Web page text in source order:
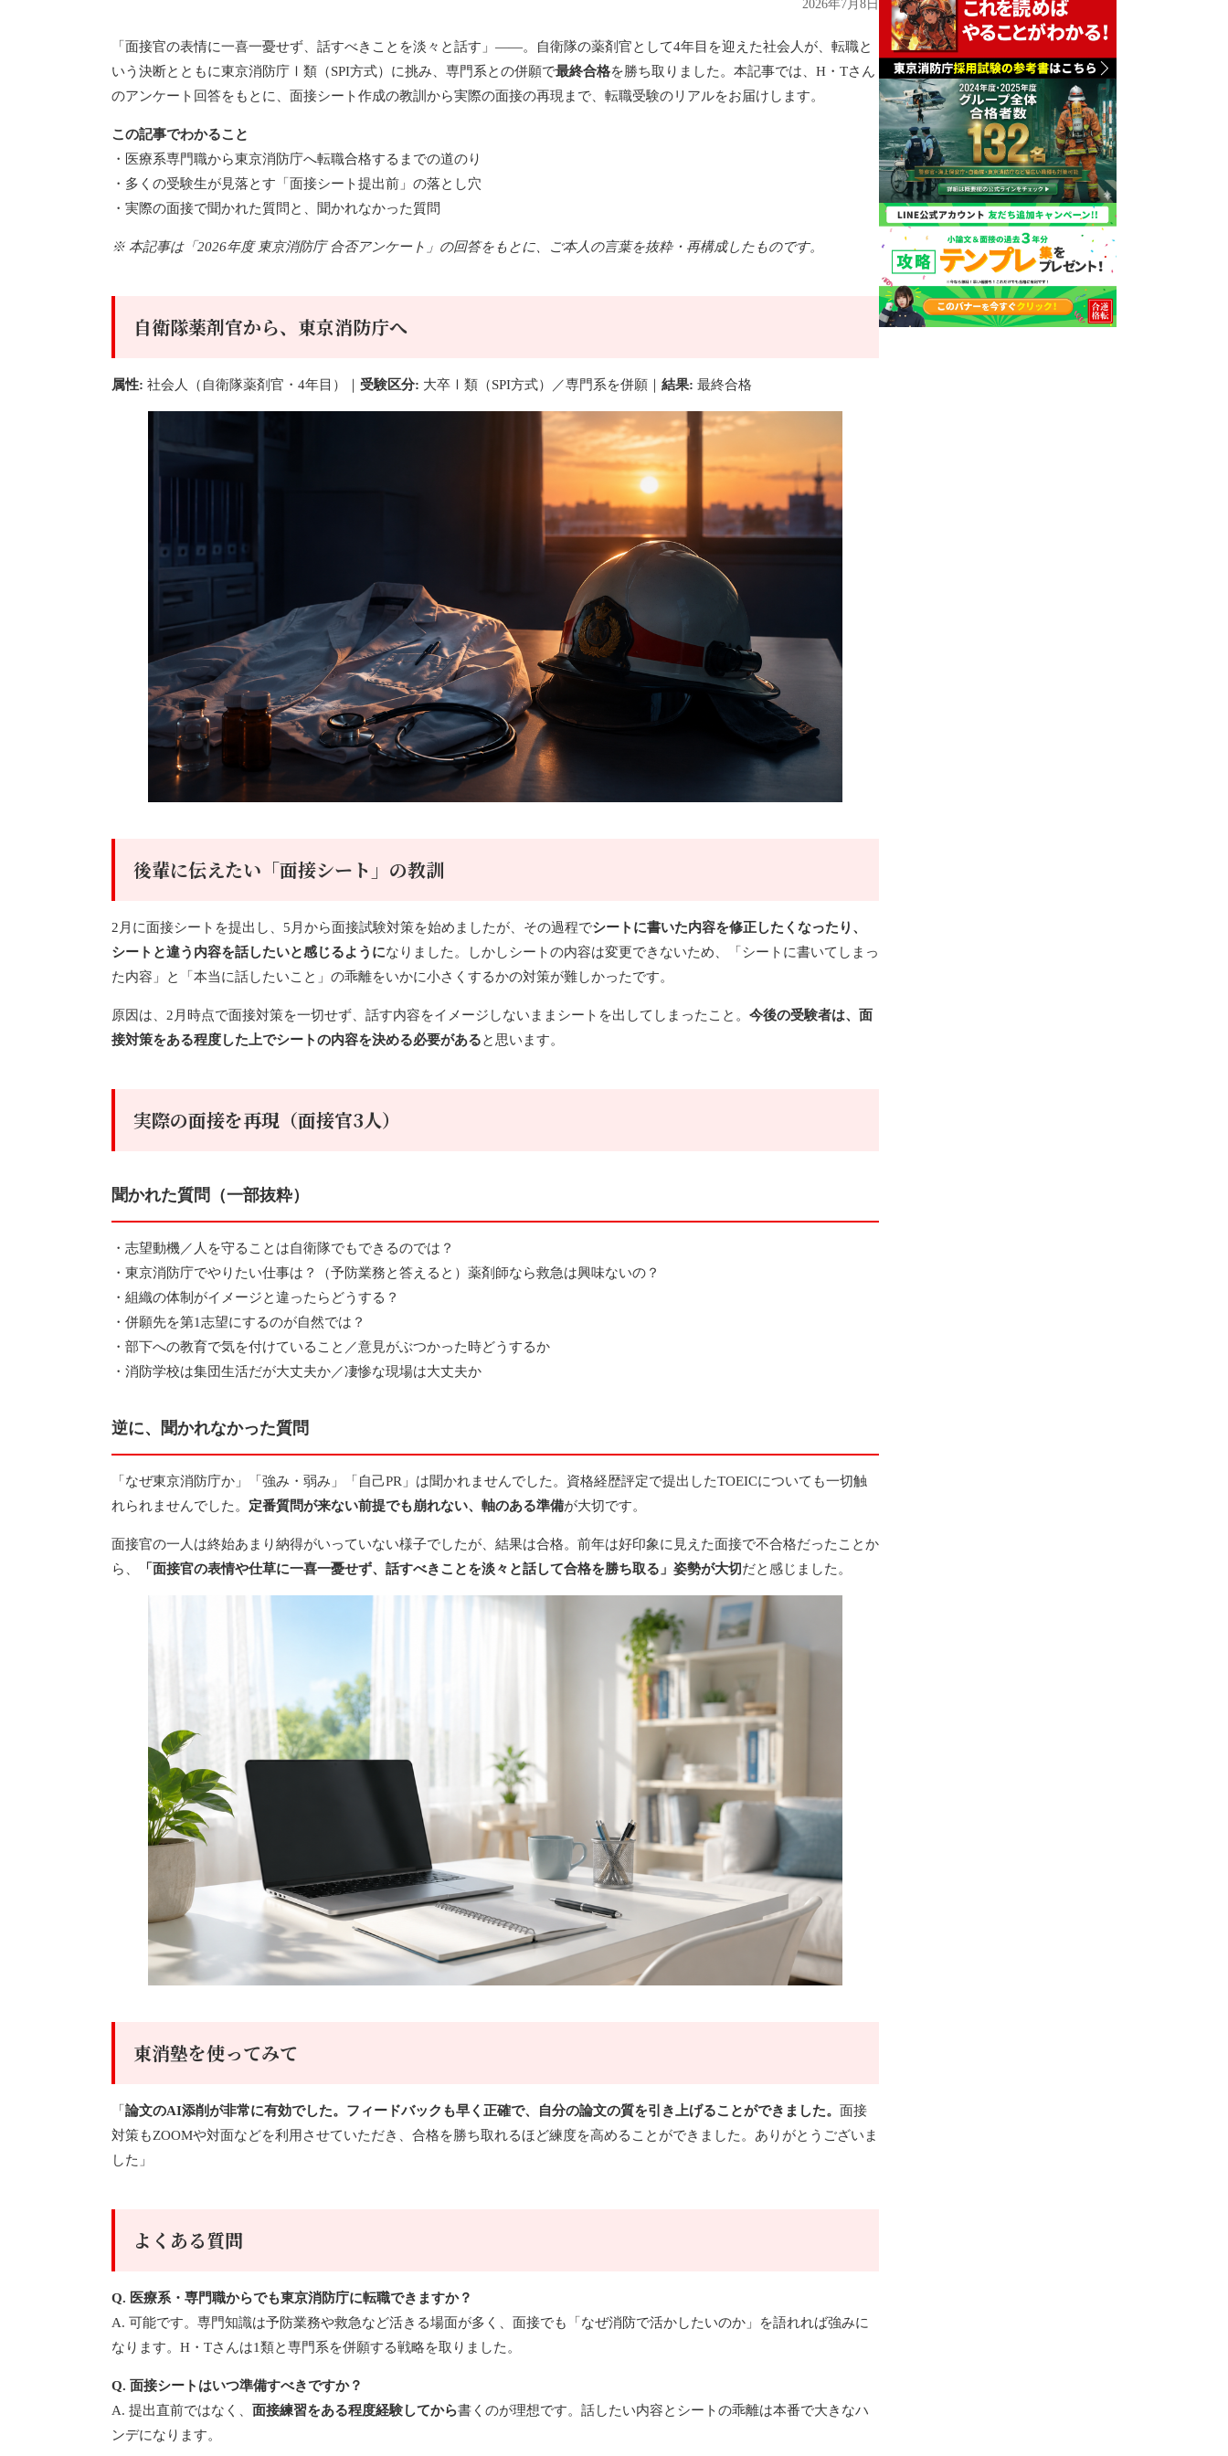
2026年7月8日
「面接官の表情に一喜一憂せず、話すべきことを淡々と話す」——。自衛隊の薬剤官として4年目を迎えた社会人が、転職と
いう決断とともに東京消防庁Ⅰ類（SPI方式）に挑み、専門系との併願で最終合格を勝ち取りました。本記事では、H・Tさん
のアンケート回答をもとに、面接シート作成の教訓から実際の面接の再現まで、転職受験のリアルをお届けします。
この記事でわかること
・医療系専門職から東京消防庁へ転職合格するまでの道のり
・多くの受験生が見落とす「面接シート提出前」の落とし穴
・実際の面接で聞かれた質問と、聞かれなかった質問
※ 本記事は「2026年度 東京消防庁 合否アンケート」の回答をもとに、ご本人の言葉を抜粋・再構成したものです。
自衛隊薬剤官から、東京消防庁へ
属性: 社会人（自衛隊薬剤官・4年目）｜ 受験区分: 大卒Ⅰ類（SPI方式）／専門系を併願｜ 結果: 最終合格
後輩に伝えたい「面接シート」の教訓
2月に面接シートを提出し、5月から面接試験対策を始めましたが、その過程でシートに書いた内容を修正したくなったり、
シートと違う内容を話したいと感じるようになりました。しかしシートの内容は変更できないため、「シートに書いてしまっ
た内容」と「本当に話したいこと」の乖離をいかに小さくするかの対策が難しかったです。
原因は、2月時点で面接対策を一切せず、話す内容をイメージしないままシートを出してしまったこと。 今後の受験者は、面
接対策をある程度した上でシートの内容を決める必要があると思います。
実際の面接を再現（面接官3人）
聞かれた質問（一部抜粋）
・志望動機／人を守ることは自衛隊でもできるのでは？
・東京消防庁でやりたい仕事は？（予防業務と答えると）薬剤師なら救急は興味ないの？
・組織の体制がイメージと違ったらどうする？
・併願先を第1志望にするのが自然では？
・部下への教育で気を付けていること／意見がぶつかった時どうするか
・消防学校は集団生活だが大丈夫か／凄惨な現場は大丈夫か
逆に、聞かれなかった質問
「なぜ東京消防庁か」「強み・弱み」「自己PR」は聞かれませんでした。資格経歴評定で提出したTOEICについても一切触
れられませんでした。 定番質問が来ない前提でも崩れない、軸のある準備が大切です。
面接官の一人は終始あまり納得がいっていない様子でしたが、結果は合格。前年は好印象に見えた面接で不合格だったことか
ら、
「面接官の表情や仕草に一喜一憂せず、話すべきことを淡々と話して合格を勝ち取る」姿勢が大切だと感じました。
東消塾を使ってみて
「 論文のAI添削が非常に有効でした。フィードバックも早く正確で、自分の論文の質を引き上げることができました。 面接
対策もZOOMや対面などを利用させていただき、合格を勝ち取れるほど練度を高めることができました。ありがとうございま
した」
よくある質問
Q. 医療系・専門職からでも東京消防庁に転職できますか？
A. 可能です。専門知識は予防業務や救急など活きる場面が多く、面接でも「なぜ消防で活かしたいのか」を語れれば強みに
なります。H・Tさんは1類と専門系を併願する戦略を取りました。
Q. 面接シートはいつ準備すべきですか？
A. 提出直前ではなく、 面接練習をある程度経験してから書くのが理想です。話したい内容とシートの乖離は本番で大きなハ
ンデになります。